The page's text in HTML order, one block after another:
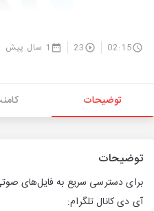
02:15
23 1 سال پیش
توضیحات
توضیحات
برای دسترسی سریع به فایل‌های صوتی
آی دی کانال تلگرام: